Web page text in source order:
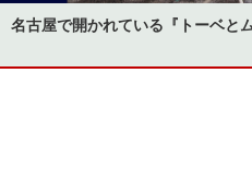
名古屋で開かれている『トーベと